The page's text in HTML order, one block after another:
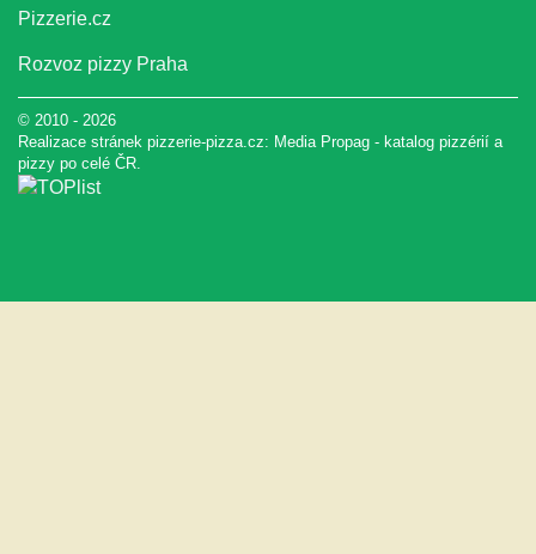
Pizzerie.cz
Rozvoz pizzy Praha
© 2010 - 2026
Realizace stránek pizzerie-pizza.cz: Media Propag - katalog pizzérií a
pizzy po celé ČR.